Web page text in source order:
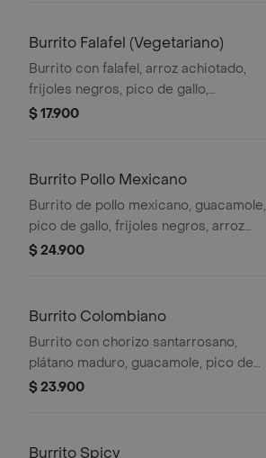
Burrito Falafel (Vegetariano)
Burrito con falafel, arroz achiotado,
frijoles negros, pico de gallo,
guacamole, queso, lechuga, totopos
$ 17.900
Burrito Pollo Mexicano
Burrito de pollo mexicano, guacamole,
pico de gallo, frijoles negros, arroz
achiote, lechuga y queso. *Producto
$ 24.900
Burrito Colombiano
Burrito con chorizo santarrosano,
plátano maduro, guacamole, pico de
gallo, frijoles negros, arroz achiote,
$ 23.900
Burrito Spicy